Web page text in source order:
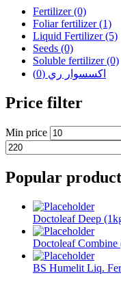
Fertilizer (0)
Foliar fertilizer (1)
Liquid Fertilizer (5)
Seeds (0)
Soluble fertilizer (0)
اكسسوار ري (0)
Price filter
Min price
Popular product
Doctoleaf Deep
Doctoleaf Combine
BS Humelit Liq.